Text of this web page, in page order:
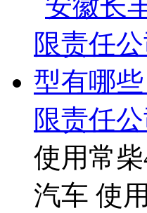
限责任
使用常
汽车 使